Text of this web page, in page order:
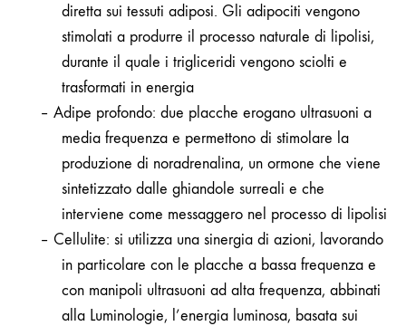
diretta sui tessuti adiposi. Gli adipociti vengono
stimolati a produrre il processo naturale di lipolisi,
durante il quale i trigliceridi vengono sciolti e
trasformati in energia
– Adipe profondo: due placche erogano ultrasuoni a
media frequenza e permettono di stimolare la
produzione di noradrenalina, un ormone che viene
sintetizzato dalle ghiandole surreali e che
interviene come messaggero nel processo di lipolisi
– Cellulite: si utilizza una sinergia di azioni, lavorando
in particolare con le placche a bassa frequenza e
con manipoli ultrasuoni ad alta frequenza, abbinati
alla Luminologie, l’energia luminosa, basata sui